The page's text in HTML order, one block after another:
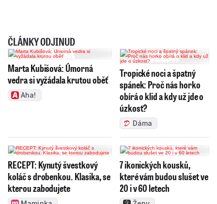
ČLÁNKY ODJINUD
Marta Kubišová: Úmorná
vedra si vyžádala krutou oběť
Aha!
Tropické noci a špatný
spánek: Proč nás horko
obírá o klid a kdy už jde o
úzkost?
Dáma
RECEPT: Kynutý švestkový
koláč s drobenkou. Klasika, se
kterou zabodujete
7 ikonických kousků,
které vám budou slušet ve
20 i v 60 letech